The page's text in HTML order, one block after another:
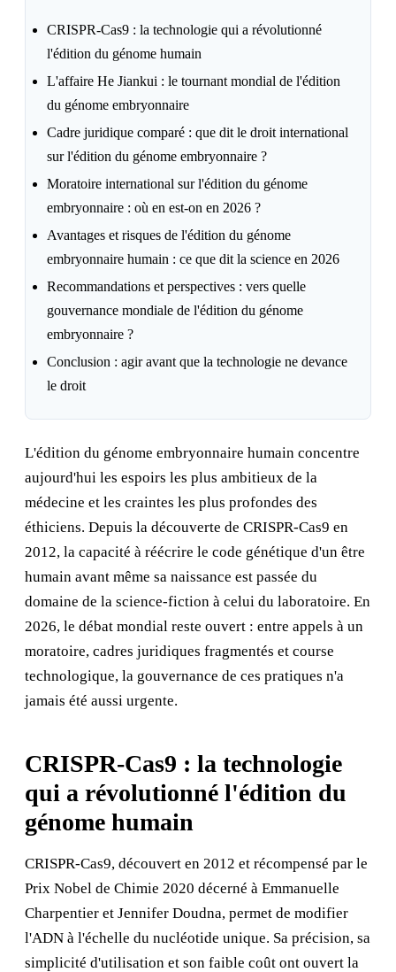
CRISPR-Cas9 : la technologie qui a révolutionné
l'édition du génome humain
L'affaire He Jiankui : le tournant mondial de l'édition
du génome embryonnaire
Cadre juridique comparé : que dit le droit international
sur l'édition du génome embryonnaire ?
Moratoire international sur l'édition du génome
embryonnaire : où en est-on en 2026 ?
Avantages et risques de l'édition du génome
embryonnaire humain : ce que dit la science en 2026
Recommandations et perspectives : vers quelle
gouvernance mondiale de l'édition du génome
embryonnaire ?
Conclusion : agir avant que la technologie ne devance
le droit
L'édition du génome embryonnaire humain concentre
aujourd'hui les espoirs les plus ambitieux de la
médecine et les craintes les plus profondes des
éthiciens. Depuis la découverte de CRISPR-Cas9 en
2012, la capacité à réécrire le code génétique d'un être
humain avant même sa naissance est passée du
domaine de la science-fiction à celui du laboratoire. En
2026, le débat mondial reste ouvert : entre appels à un
moratoire, cadres juridiques fragmentés et course
technologique, la gouvernance de ces pratiques n'a
jamais été aussi urgente.
CRISPR-Cas9 : la technologie
qui a révolutionné l'édition du
génome humain
CRISPR-Cas9, découvert en 2012 et récompensé par le
Prix Nobel de Chimie 2020 décerné à Emmanuelle
Charpentier et Jennifer Doudna, permet de modifier
l'ADN à l'échelle du nucléotide unique. Sa précision, sa
simplicité d'utilisation et son faible coût ont ouvert la